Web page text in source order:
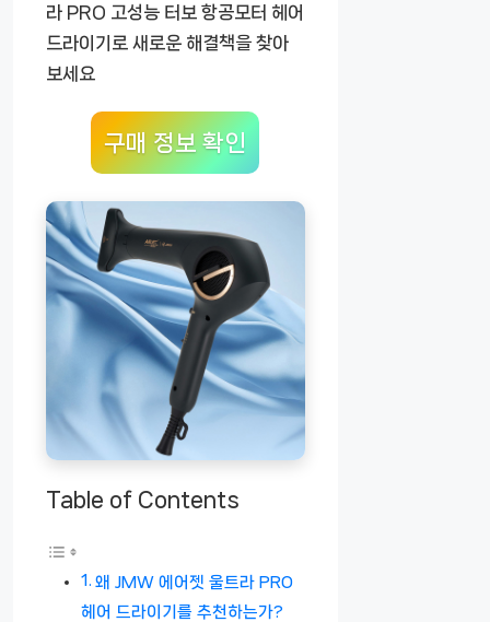
라 PRO 고성능 터보 항공모터 헤어
드라이기 로 새로운 해결책을 찾아
보세요
구매 정보 확인
Table of Contents
왜 JMW 에어젯 울트라 PRO
헤어 드라이기를 추천하는가?